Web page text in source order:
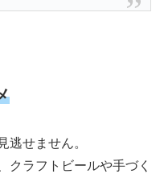
逃せません。
クラフトビールや手づく